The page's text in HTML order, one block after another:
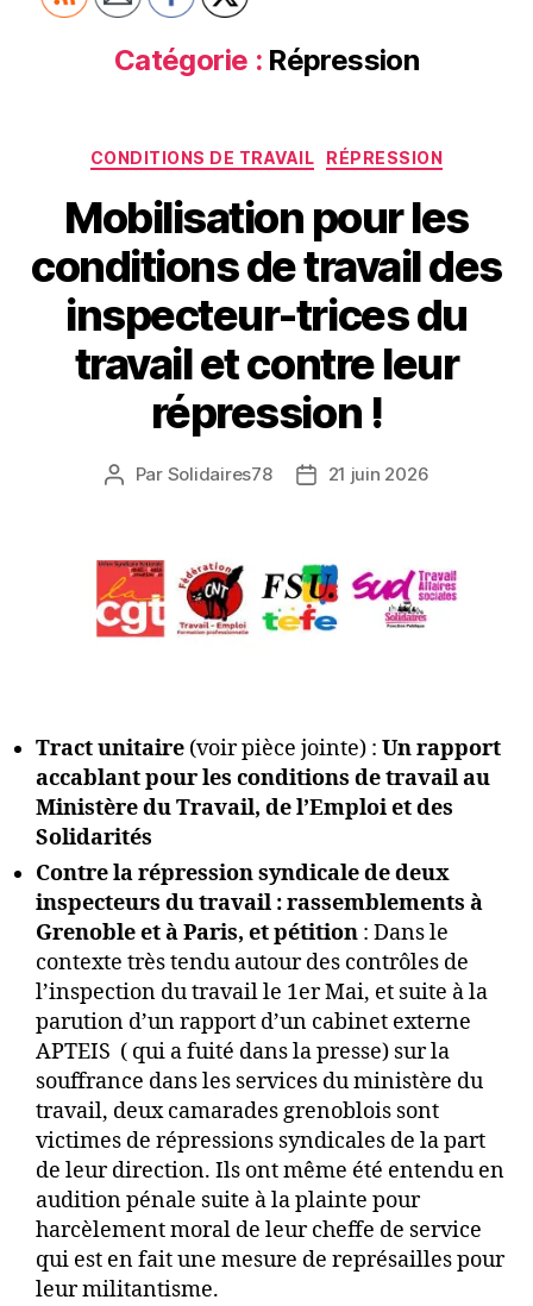
Catégorie : Répression
Catégories
CONDITIONS DE TRAVAIL RÉPRESSION
Mobilisation pour les
conditions de travail des
inspecteur-trices du
travail et contre leur
répression !
Auteur
Par Solidaires78
Date21 juin 2026
Tract unitaire (voir pièce jointe) : Un rapport
accablant pour les conditions de travail au
Ministère du Travail, de l’Emploi et des
Solidarités
Contre la répression syndicale de deux
inspecteurs du travail : rassemblements à
Grenoble et à Paris, et pétition : Dans le
contexte très tendu autour des contrôles de
l’inspection du travail le 1er Mai, et suite à la
parution d’un rapport d’un cabinet externe
APTEIS ( qui a fuité dans la presse) sur la
souffrance dans les services du ministère du
travail, deux camarades grenoblois sont
victimes de répressions syndicales de la part
de leur direction. Ils ont même été entendu en
audition pénale suite à la plainte pour
harcèlement moral de leur cheffe de service
qui est en fait une mesure de représailles pour
leur militantisme.